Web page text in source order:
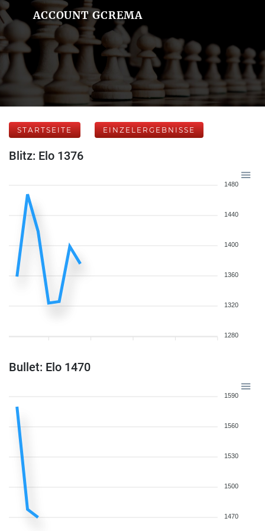
ACCOUNT GCREMA
STARTSEITE EINZELERGEBNISSE
Blitz: Elo 1376
1480
1440
1400
1360
1320
1280
Bullet: Elo 1470
1590
1560
1530
1500
1470